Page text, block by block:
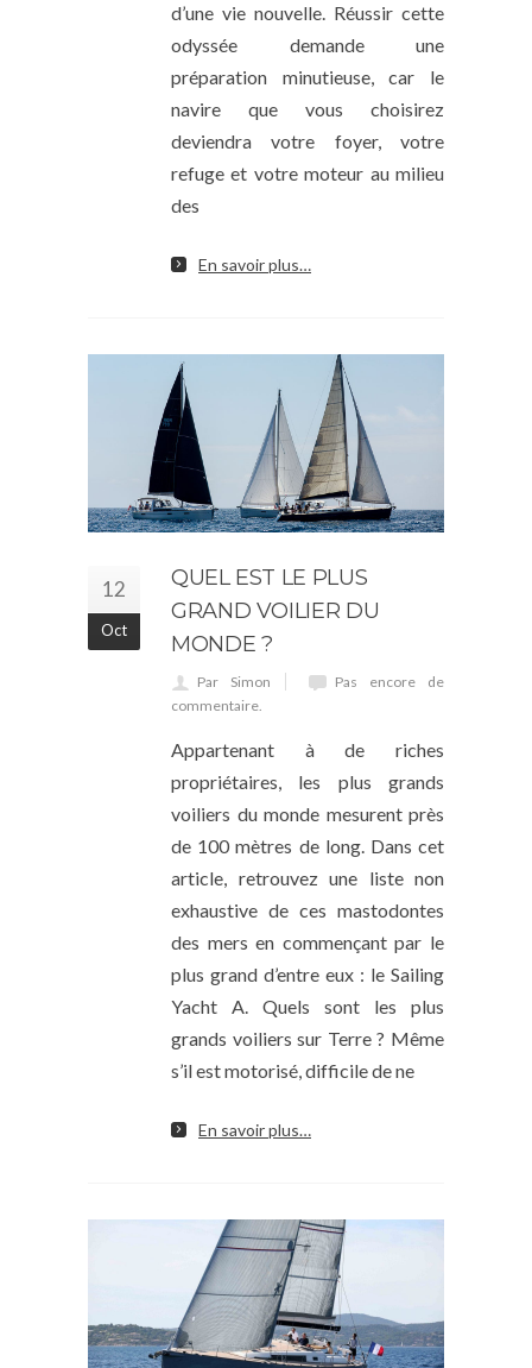
d’une vie nouvelle. Réussir cette
odyssée demande une
préparation minutieuse, car le
navire que vous choisirez
deviendra votre foyer, votre
refuge et votre moteur au milieu
des
En savoir plus…
12
Oct
QUEL EST LE PLUS
GRAND VOILIER DU
MONDE ?
Par Simon
Pas encore de
commentaire.
Appartenant à de riches
propriétaires, les plus grands
voiliers du monde mesurent près
de 100 mètres de long. Dans cet
article, retrouvez une liste non
exhaustive de ces mastodontes
des mers en commençant par le
plus grand d’entre eux : le Sailing
Yacht A. Quels sont les plus
grands voiliers sur Terre ? Même
s’il est motorisé, difficile de ne
En savoir plus…